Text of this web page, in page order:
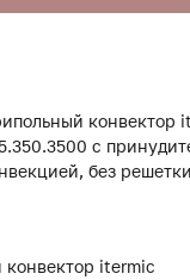
конвектор itermic